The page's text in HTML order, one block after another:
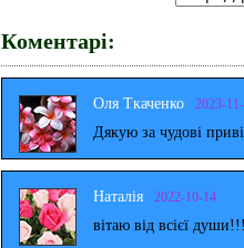
Коментарі:
Оля Ткаченко 2023-
Дякую за чудові
Наталія 2022-10-14
вітаю від всієї